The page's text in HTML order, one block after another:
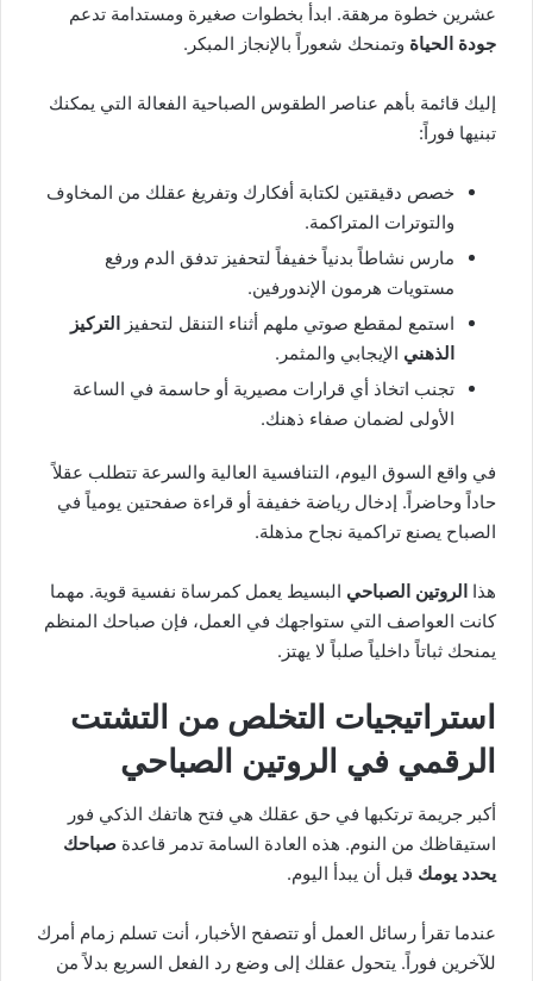
عشرين خطوة مرهقة. ابدأ بخطوات صغيرة ومستدامة تدعم
جودة الحياة وتمنحك شعوراً بالإنجاز المبكر.
إليك قائمة بأهم عناصر الطقوس الصباحية الفعالة التي يمكنك
تبنيها فوراً:
خصص دقيقتين لكتابة أفكارك وتفريغ عقلك من المخاوف
والتوترات المتراكمة.
مارس نشاطاً بدنياً خفيفاً لتحفيز تدفق الدم ورفع
مستويات هرمون الإندورفين.
استمع لمقطع صوتي ملهم أثناء التنقل لتحفيز التركيز
الذهني الإيجابي والمثمر.
تجنب اتخاذ أي قرارات مصيرية أو حاسمة في الساعة
الأولى لضمان صفاء ذهنك.
في واقع السوق اليوم، التنافسية العالية والسرعة تتطلب عقلاً
حاداً وحاضراً. إدخال رياضة خفيفة أو قراءة صفحتين يومياً في
الصباح يصنع تراكمية نجاح مذهلة.
هذا الروتين الصباحي البسيط يعمل كمرساة نفسية قوية. مهما
كانت العواصف التي ستواجهك في العمل، فإن صباحك المنظم
يمنحك ثباتاً داخلياً صلباً لا يهتز.
استراتيجيات التخلص من التشتت
الرقمي في الروتين الصباحي
أكبر جريمة ترتكبها في حق عقلك هي فتح هاتفك الذكي فور
استيقاظك من النوم. هذه العادة السامة تدمر قاعدة صباحك
يحدد يومك قبل أن يبدأ اليوم.
عندما تقرأ رسائل العمل أو تتصفح الأخبار، أنت تسلم زمام أمرك
للآخرين فوراً. يتحول عقلك إلى وضع رد الفعل السريع بدلاً من